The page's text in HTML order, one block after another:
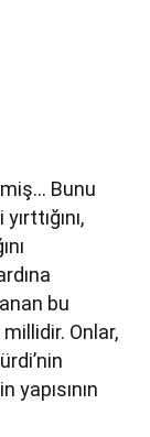
Bunu
bu
Onlar,